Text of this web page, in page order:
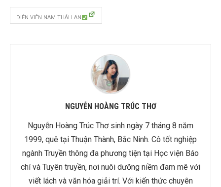
DIỄN VIÊN NAM THÁI LAN
NGUYỄN HOÀNG TRÚC THƠ
Nguyễn Hoàng Trúc Thơ sinh ngày 7 tháng 8 năm
1999, quê tại Thuận Thành, Bắc Ninh. Cô tốt nghiệp
ngành Truyền thông đa phương tiện tại Học viện Báo
chí và Tuyên truyền, nơi nuôi dưỡng niềm đam mê với
viết lách và văn hóa giải trí. Với kiến thức chuyên